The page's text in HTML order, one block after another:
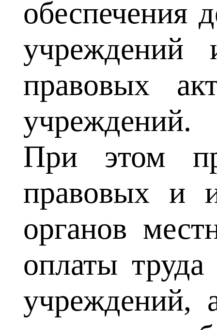
обеспечения
учреждений
правовых
учреждений.
При этом
правовых и
органов
оплаты
учреждений,